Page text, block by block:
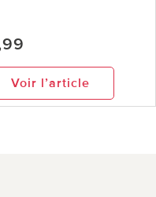
Voir l’article